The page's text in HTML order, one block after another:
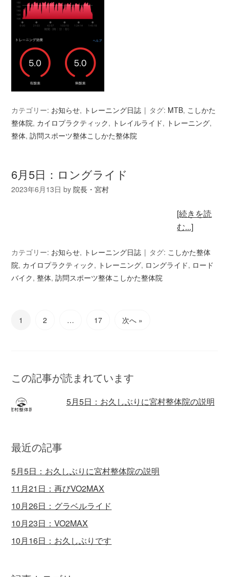
カテゴリー: お知らせ, トレーニング日誌 タグ: MTB, こしかた
整体院, カイロプラクティック, トレイルライド, トレーニング,
整体,訪問スポーツ整体こしかた整体院
6月5日：ロングライド
2023年6月13日 by院長・宮村
[続きを読
む...]
カテゴリー: お知らせ, トレーニング日誌 タグ: こしかた整体
院, カイロプラクティック, トレーニング, ロングライド, ロード
バイク,整体,訪問スポーツ整体こしかた整体院
1 2 … 17 次へ »
この記事が読まれています
5月5日：お久しぶりに宮村整体院の説明
最近の記事
5月5日：お久しぶりに宮村整体院の説明
11月21日：再びVO2MAX
10月26日：グラベルライド
10月23日：VO2MAX
10月16日：お久しぶりです